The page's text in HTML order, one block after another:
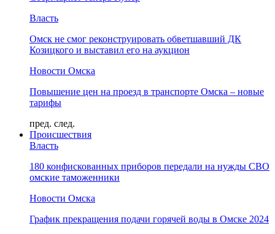
Власть
Омск не смог реконструировать обветшавший ДК
Козицкого и выставил его на аукцион
Новости Омска
Повышение цен на проезд в транспорте Омска – новые
тарифы
пред. след.
Происшествия
Власть
180 конфискованных приборов передали на нужды СВО
омские таможенники
Новости Омска
График прекращения подачи горячей воды в Омске 2024